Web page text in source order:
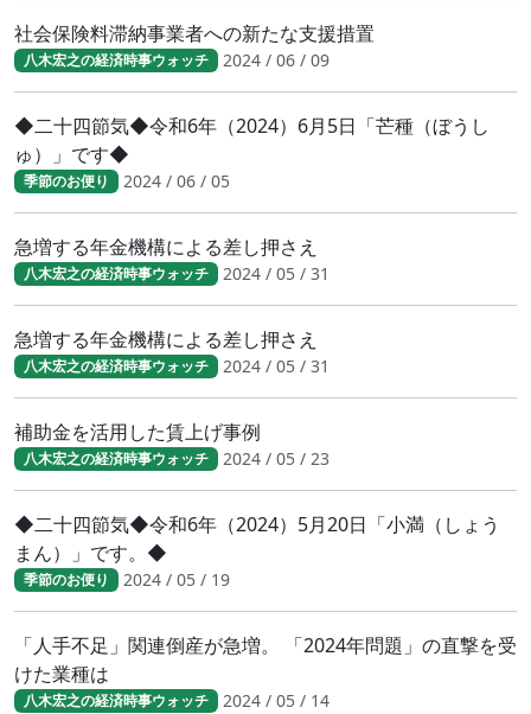
社会保険料滞納事業者への新たな支援措置
八木宏之の経済時事ウォッチ 2024 / 06 / 09
◆二十四節気◆令和6年（2024）6月5日「芒種（ぼうし
ゅ）」です◆
季節のお便り 2024 / 06 / 05
急増する年金機構による差し押さえ
八木宏之の経済時事ウォッチ 2024 / 05 / 31
急増する年金機構による差し押さえ
八木宏之の経済時事ウォッチ 2024 / 05 / 31
補助金を活用した賃上げ事例
八木宏之の経済時事ウォッチ 2024 / 05 / 23
◆二十四節気◆令和6年（2024）5月20日「小満（しょう
まん）」です。◆
季節のお便り 2024 / 05 / 19
「人手不足」関連倒産が急増。 「2024年問題」の直撃を受
けた業種は
八木宏之の経済時事ウォッチ 2024 / 05 / 14